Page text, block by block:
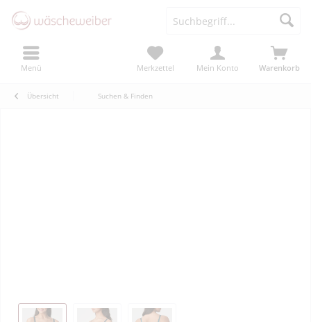
Menü Warenkorb
Merkzettel Mein Konto
Übersicht Suchen & Finden